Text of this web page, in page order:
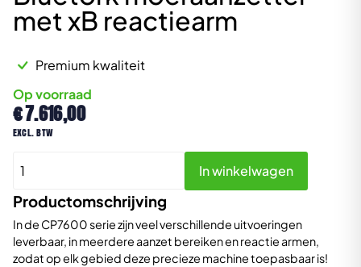
met xB reactiearm
€7.616,00
excl. btw
Premium kwaliteit
Op voorraad
Productomschrijving
In de CP7600 serie zijn veel verschillende uitvoeringen
leverbaar, in meerdere aanzet bereiken en reactie armen,
zodat op elk gebied deze precieze machine toepasbaar is!
Pneumatische
Bluetork
moeraanzetter
met
xB
In winkelwagen